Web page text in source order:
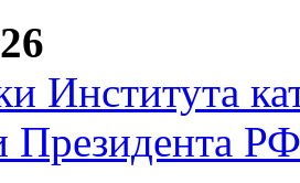
Института
Президента РФ